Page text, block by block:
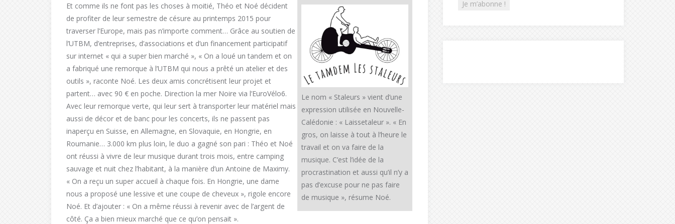
Et comme ils ne font pas les choses à moitié, Théo et Noé décident
de profiter de leur semestre de césure au printemps 2015 pour
traverser l’Europe, mais pas n’importe comment… Grâce au soutien de
l’UTBM, d’entreprises, d’associations et d’un financement participatif
sur internet « qui a super bien marché », « On a loué un tandem et on
a fabriqué une remorque à l’UTBM qui nous a prêté un atelier et des
outils », raconte Noé. Les deux amis concrétisent leur projet et
partent… avec 90 € en poche. Direction la mer Noire via l’EuroVélo6.
Avec leur remorque verte, qui leur sert à transporter leur matériel mais
aussi de décor et de banc pour les concerts, ils ne passent pas
inaperçu en Suisse, en Allemagne, en Slovaquie, en Hongrie, en
Roumanie… 3.000 km plus loin, le duo a gagné son pari : Théo et Noé
ont réussi à vivre de leur musique durant trois mois, entre camping
sauvage et nuit chez l’habitant, à la manière d’un Antoine de Maximy.
« On a reçu un super accueil à chaque fois. En Hongrie, une dame
nous a proposé une lessive et une coupe de cheveux », rigole encore
Noé. Et d’ajouter : « On a même réussi à revenir avec de l’argent de
côté. Ça a bien mieux marché que ce qu’on pensait ».
Le nom « Staleurs » vient d’une
expression utilisée en Nouvelle-
Calédonie : « Laissetaleur ». « En
gros, on laisse à tout à l’heure le
travail et on va faire de la
musique. C’est l’idée de la
procrastination et aussi qu’il n’y a
pas d’excuse pour ne pas faire
de musique », résume Noé.